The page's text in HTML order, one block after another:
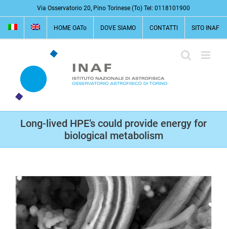
al
contenuto
Via Osservatorio 20, Pino Torinese (To) Tel: 0118101900
HOME OATo DOVE SIAMO CONTATTI SITO INAF
Long-lived HPE’s could provide energy for
biological metabolism